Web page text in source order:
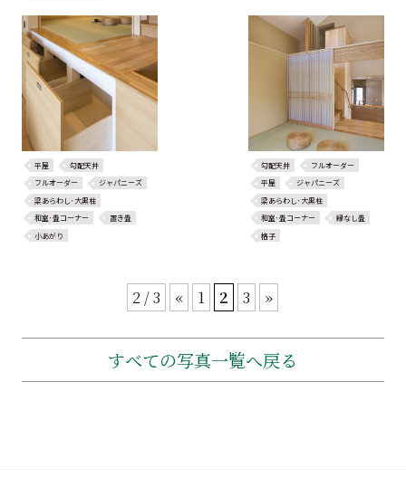
平屋
勾配天井
フルオーダー
ジャパニーズ
梁あらわし･大黒柱
和室･畳コーナー
置き畳
小あがり
勾配天井
フルオーダー
平屋
ジャパニーズ
梁あらわし･大黒柱
和室･畳コーナー
縁なし畳
格子
2 / 3 « 1 2 3 »
すべての写真一覧へ戻る